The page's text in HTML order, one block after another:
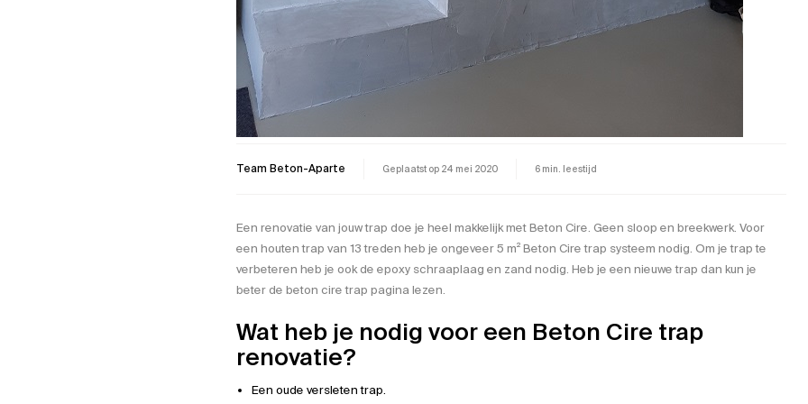
Team Beton-Aparte Geplaatst op 24 mei 2020 6 min. leestijd
Een renovatie van jouw trap doe je heel makkelijk met Beton Cire. Geen sloop en breekwerk. Voor
een houten trap van 13 treden heb je ongeveer 5 m²Beton Cire trap systeem nodig. Om je trap te
verbeteren heb je ook de epoxy schraaplaag en zand nodig. Heb je een nieuwe trap dan kun je
beter de beton cire trap pagina lezen.
Wat heb je nodig voor een Beton Cire trap
renovatie?
Een oude versleten trap.